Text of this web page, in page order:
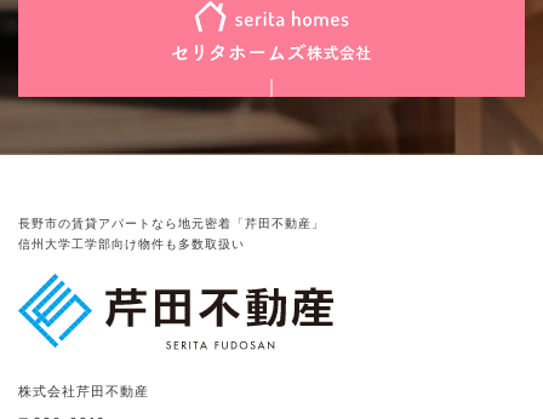
長野市の賃貸アパートなら地元密着「芹田不動産」
信州大学工学部向け物件も多数取扱い
株式会社芹田不動産